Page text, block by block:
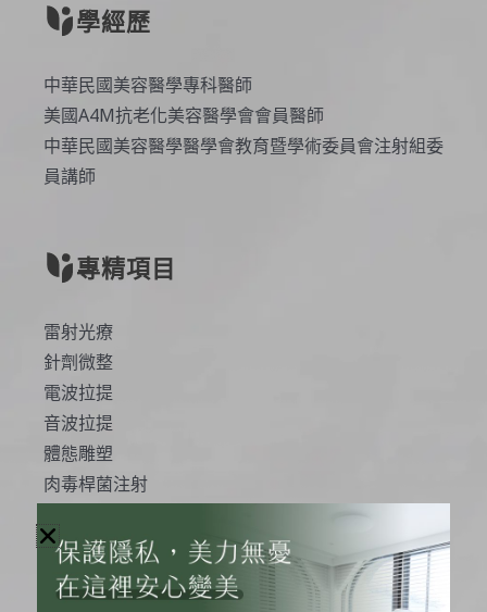
學經歷
中華民國美容醫學專科醫師
美國A4M抗老化美容醫學會會員醫師
中華民國美容醫學醫學會教育暨學術委員會注射組委
員講師
專精項目
雷射光療
針劑微整
電波拉提
音波拉提
體態雕塑
肉毒桿菌注射
玻尿酸微整塑型
各項微整形治療